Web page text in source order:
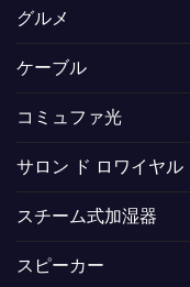
グルメ
ケーブル
コミュファ光
サロン ド ロワイヤル
スチーム式加湿器
スピーカー